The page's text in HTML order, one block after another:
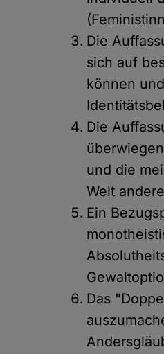
Die
sich auf
können
Die
und die
Welt
Ein
Das